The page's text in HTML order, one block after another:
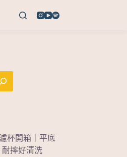
杯開箱｜平底
耐摔好清洗